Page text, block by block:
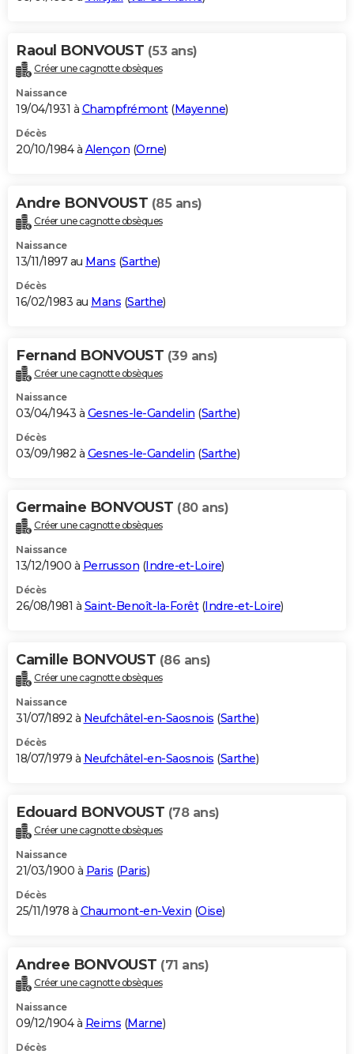
Raoul BONVOUST (53 ans)
Créer une cagnotte obsèques
Naissance
19/04/1931 à Champfrémont(Mayenne)
Décès
20/10/1984 à Alençon (Orne)
Andre BONVOUST (85 ans)
Créer une cagnotte obsèques
Naissance
13/11/1897 au Mans (Sarthe)
Décès
16/02/1983 au Mans (Sarthe)
Fernand BONVOUST (39 ans)
Créer une cagnotte obsèques
Naissance
03/04/1943 à Gesnes-le-Gandelin (Sarthe)
Décès
03/09/1982 à Gesnes-le-Gandelin (Sarthe)
Germaine BONVOUST (80 ans)
Créer une cagnotte obsèques
Naissance
13/12/1900 à Perrusson (Indre-et-Loire)
Décès
26/08/1981 à Saint-Benoît-la-Forêt(Indre-et-Loire)
Camille BONVOUST (86 ans)
Créer une cagnotte obsèques
Naissance
31/07/1892 à Neufchâtel-en-Saosnois (Sarthe)
Décès
18/07/1979 à Neufchâtel-en-Saosnois (Sarthe)
Edouard BONVOUST (78 ans)
Créer une cagnotte obsèques
Naissance
21/03/1900 à Paris (Paris)
Décès
25/11/1978 à Chaumont-en-Vexin (Oise)
Andree BONVOUST (71 ans)
Créer une cagnotte obsèques
Naissance
09/12/1904 à Reims (Marne)
Décès